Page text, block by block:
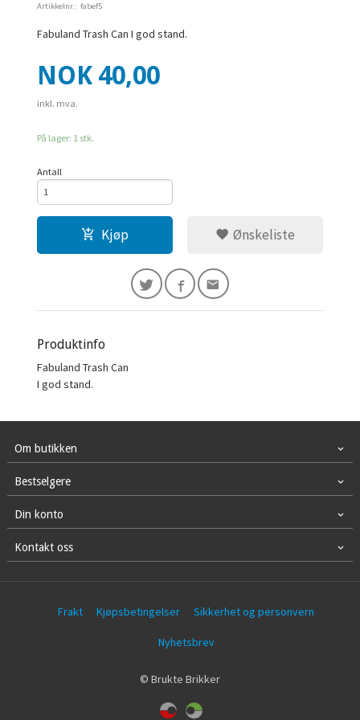
Artikkelnr.: fabef5
Fabuland Trash Can I god stand.
Pris
NOK 40,00
inkl. mva.
På lager: 1 stk.
Antall
Kjøp Ønskeliste
Produktinfo
Fabuland Trash Can
I god stand.
Om butikken
Bestselgere
Din konto
Kontakt oss
Frakt Kjøpsbetingelser Sikkerhet og personvern
Nyhetsbrev
© Brukte Brikker